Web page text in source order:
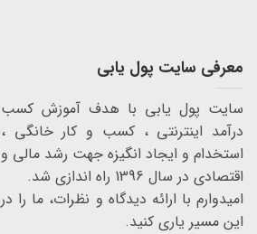
معرفی سایت پول یابی
سایت پول یابی با هدف آموزش کسب
درآمد اینترنتی ، کسب و کار خانگی ،
استخدام و ایجاد انگیزه جهت رشد مالی و
اقتصادی در سال 1396 راه اندازی شد.
امیدوارم با ارائه دیدگاه و نظرات، ما را در
این مسیر یاری کنید.